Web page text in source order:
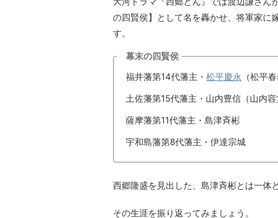
の四賢侯】として名を轟かせ、将軍家に
す。
幕末の四賢侯
福井藩第14代藩主・ 松平慶永 （松平春
土佐藩第15代藩主・山内豊信（山内容
薩摩藩第11代藩主・島津斉彬
宇和島藩第8代藩主・伊達宗城
西郷隆盛を見出した、島津斉彬とは一体
その生涯を振り返ってみましょう。